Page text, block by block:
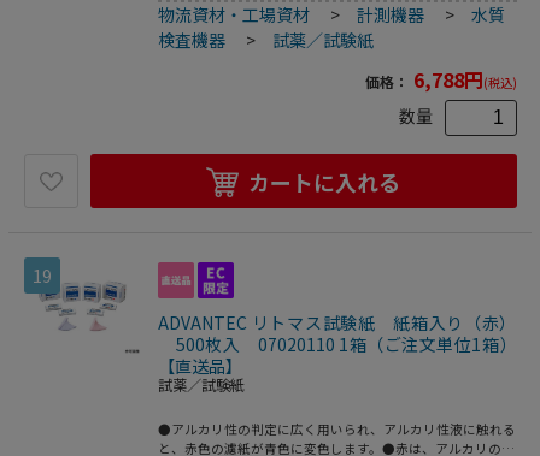
トリップ入）●こちらの商品は事業者様向け商品です。
物流資材・工場資材 >計測機器 >水質
検査機器
> 試薬／試験紙
価格： 6,788円(税込)
数量
カートに入れる
19
ADVANTEC リトマス試験紙 紙箱入り（赤）
500枚入 07020110 1箱（ご注文単位1箱）
【直送品】
試薬／試験紙
●アルカリ性の判定に広く用いられ、アルカリ性液に触れる
と、赤色の濾紙が青色に変色します。●赤は、アルカリの検